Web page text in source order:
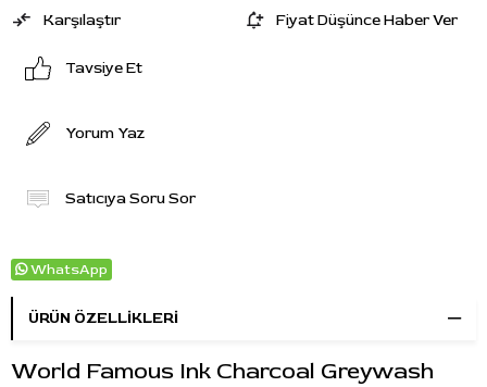
Karşılaştır
Fiyat Düşünce Haber Ver
Tavsiye Et
Yorum Yaz
Satıcıya Soru Sor
WhatsApp
ÜRÜN ÖZELLIKLERI
World Famous Ink Charcoal Greywash